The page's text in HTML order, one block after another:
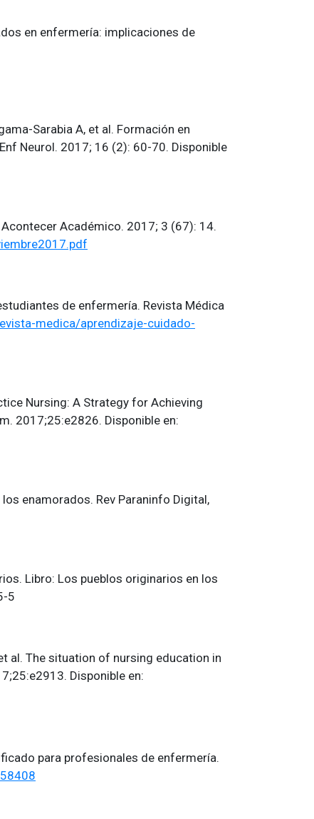
en enfermería: implicaciones de
Sarabia A, et al. Formación en
Neurol. 2017; 16 (2): 60-70. Disponible
Acontecer Académico. 2017; 3 (67): 14.
de enfermería. Revista Médica
medica/aprendizaje-cuidado-
Nursing: A Strategy for Achieving
2017;25:e2826. Disponible en:
enamorados. Rev Paraninfo Digital,
Libro: Los pueblos originarios en los
5
al. The situation of nursing education in
Disponible en:
para profesionales de enfermería.